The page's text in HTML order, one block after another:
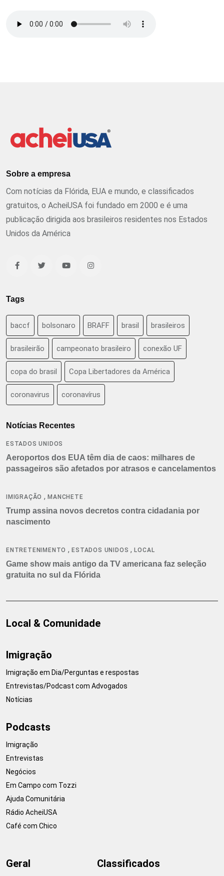
Sobre a empresa
Com notícias da Flórida, EUA e mundo, e classificados
gratuitos, o AcheiUSA foi fundado em 2000 e é uma
publicação dirigida aos brasileiros residentes nos Estados
Unidos da América
Tags
baccf bolsonaro BRAFF brasil brasileiros
brasileirão campeonato brasileiro conexão UF
copa do brasil Copa Libertadores da América
coronavirus coronavírus
Notícias Recentes
ESTADOS UNIDOS
Aeroportos dos EUA têm dia de caos: milhares de
passageiros são afetados por atrasos e cancelamentos
IMIGRAÇÃO ,MANCHETE
Trump assina novos decretos contra cidadania por
nascimento
ENTRETENIMENTO ,ESTADOS UNIDOS ,LOCAL
Game show mais antigo da TV americana faz seleção
gratuita no sul da Flórida
Local & Comunidade
Imigração
Imigração em Dia/Perguntas e respostas
Entrevistas/Podcast com Advogados
Notícias
Podcasts
Imigração
Entrevistas
Negócios
Em Campo com Tozzi
Ajuda Comunitária
Rádio AcheiUSA
Café com Chico
Geral Classificados